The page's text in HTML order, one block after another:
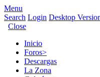
Menu
Search Login Desktop
Close
Inicio
Foros>
Descargas
La Zona